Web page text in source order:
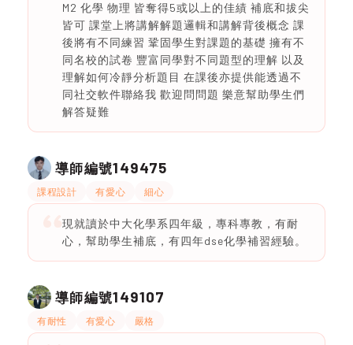
M2 化學 物理 皆奪得5或以上的佳績 補底和拔尖
皆可 課堂上將講解解題邏輯和講解背後概念 課
後將有不同練習 鞏固學生對課題的基礎 擁有不
同名校的試卷 豐富同學對不同題型的理解 以及
理解如何冷靜分析題目 在課後亦提供能透過不
同社交軟件聯絡我 歡迎問問題 樂意幫助學生們
解答疑難
導師編號149475
課程設計 有愛心 細心
現就讀於中大化學系四年級，專科專教，有耐
心，幫助學生補底，有四年dse化學補習經驗。
導師編號149107
有耐性 有愛心 嚴格